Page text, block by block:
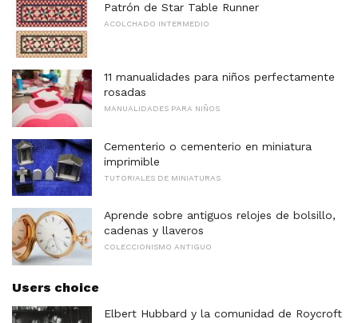
Patrón de Star Table Runner
ACOLCHADO INTERMEDIO
11 manualidades para niños perfectamente
rosadas
MANUALIDADES PARA NIÑOS
Cementerio o cementerio en miniatura
imprimible
TUTORIALES DE MINIATURAS
Aprende sobre antiguos relojes de bolsillo,
cadenas y llaveros
COLECCIONISMO ANTIGUO
Users choice
Elbert Hubbard y la comunidad de Roycroft